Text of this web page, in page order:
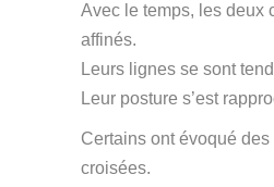
Avec le temps, les deux
affinés.
Leurs lignes se sont
Leur posture s’est
Certains ont évoqué
croisées.